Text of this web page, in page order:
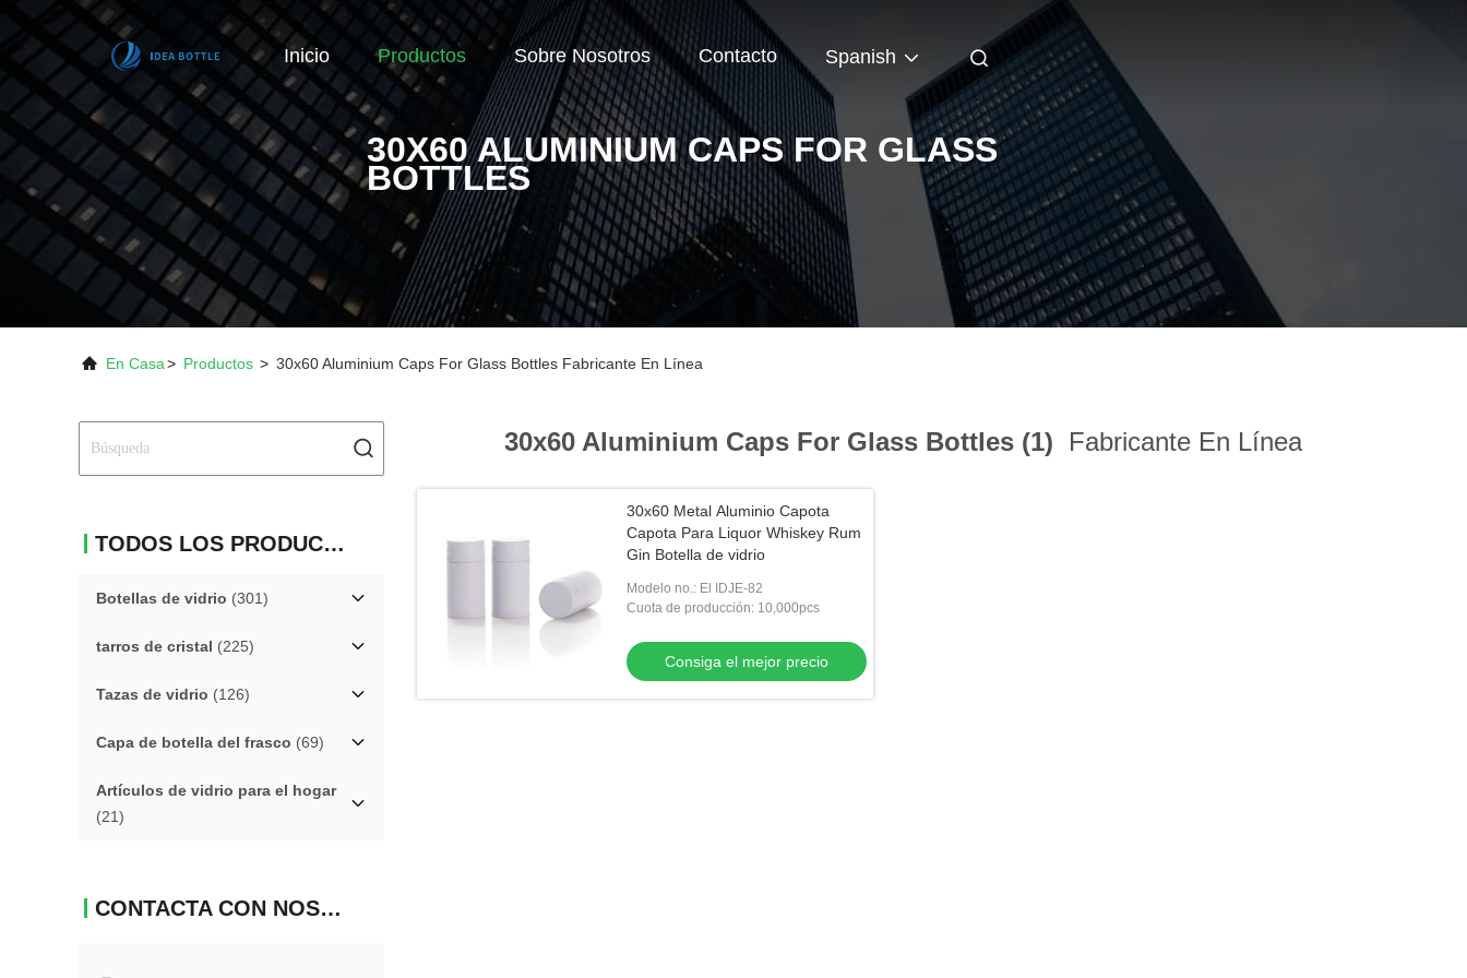
Inicio Productos Sobre Nosotros Contacto Spanish
30X60 ALUMINIUM CAPS FOR GLASS
BOTTLES
En Casa> Productos > 30x60 Aluminium Caps For Glass Bottles Fabricante En Línea
TODOS LOS PRODUCTOS
Botellas de vidrio (301)
tarros de cristal (225)
Tazas de vidrio (126)
Capa de botella del frasco (69)
Artículos de vidrio para el hogar
(21)
CONTACTA CON NOSOTROS
30x60 Aluminium Caps For Glass Bottles (1) Fabricante En Línea
30x60 Metal Aluminio Capota
Capota Para Liquor Whiskey Rum
Gin Botella de vidrio
Modelo no.: El IDJE-82
Cuota de producción: 10,000pcs
Consiga el mejor precio